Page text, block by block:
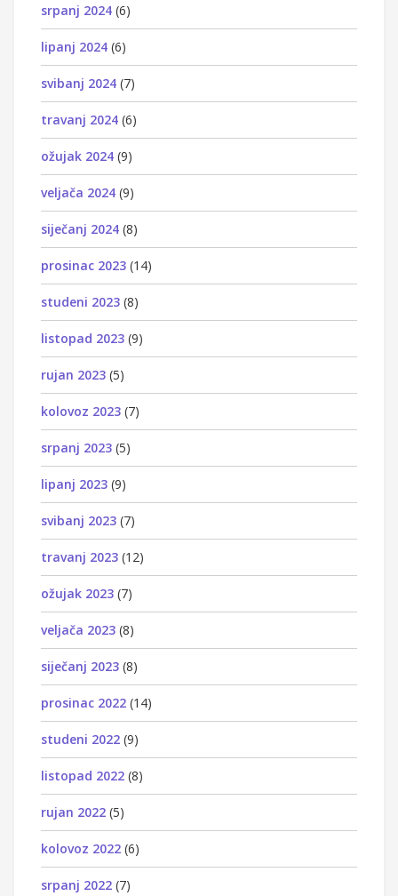
srpanj 2024 (6)
lipanj 2024 (6)
svibanj 2024 (7)
travanj 2024 (6)
ožujak 2024 (9)
veljača 2024 (9)
siječanj 2024 (8)
prosinac 2023 (14)
studeni 2023 (8)
listopad 2023 (9)
rujan 2023 (5)
kolovoz 2023 (7)
srpanj 2023 (5)
lipanj 2023 (9)
svibanj 2023 (7)
travanj 2023 (12)
ožujak 2023 (7)
veljača 2023 (8)
siječanj 2023 (8)
prosinac 2022 (14)
studeni 2022 (9)
listopad 2022 (8)
rujan 2022 (5)
kolovoz 2022 (6)
srpanj 2022 (7)